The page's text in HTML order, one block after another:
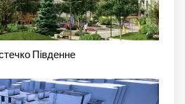
Південне